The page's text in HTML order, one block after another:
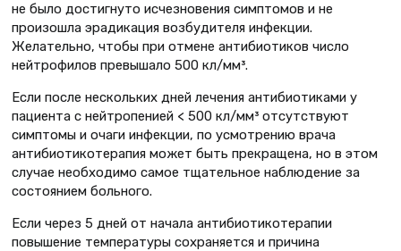
не было достигнуто исчезновения симптомов и не
произошла эрадикация возбудителя инфекции.
Желательно, чтобы при отмене антибиотиков число
нейтрофилов превышало 500 кл/мм³.
Если после нескольких дней лечения антибиотиками у
пациента с нейтропенией < 500 кл/мм³ отсутствуют
симптомы и очаги инфекции, по усмотрению врача
антибиотикотерапия может быть прекращена, но в этом
случае необходимо самое тщательное наблюдение за
состоянием больного.
Если через 5 дней от начала антибиотикотерапии
повышение температуры сохраняется и причина